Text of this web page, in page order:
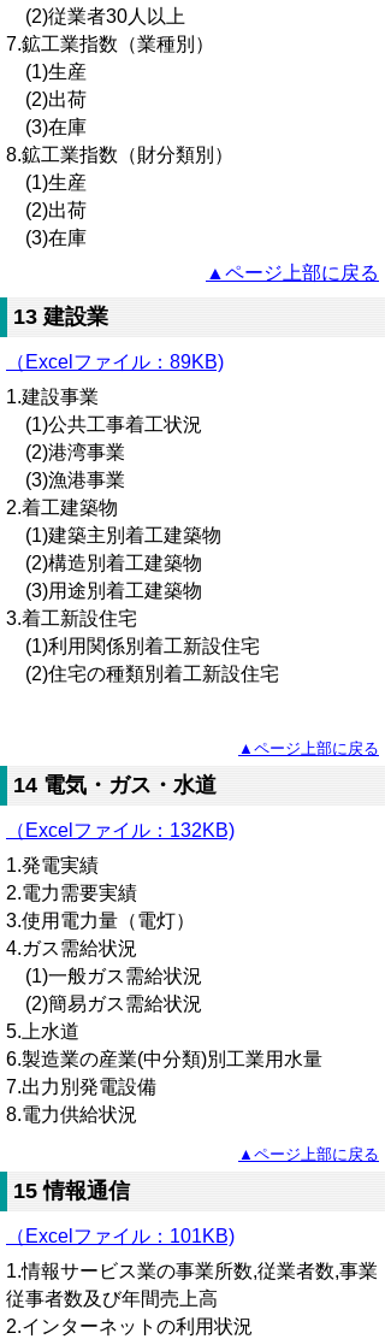
(2)従業者30人以上
7.鉱工業指数（業種別）
(1)生産
(2)出荷
(3)在庫
8.鉱工業指数（財分類別）
(1)生産
(2)出荷
(3)在庫
▲ページ上部に戻る
13 建設業
（Excelファイル：89KB)
1.建設事業
(1)公共工事着工状況
(2)港湾事業
(3)漁港事業
2.着工建築物
(1)建築主別着工建築物
(2)構造別着工建築物
(3)用途別着工建築物
3.着工新設住宅
(1)利用関係別着工新設住宅
(2)住宅の種類別着工新設住宅
▲ページ上部に戻る
14 電気・ガス・水道
（Excelファイル ： 132KB)
1.発電実績
2.電力需要実績
3.使用電力量（電灯）
4.ガス需給状況
(1)一般ガス需給状況
(2)簡易ガス需給状況
5.上水道
6.製造業の産業(中分類)別工業用水量
7.出力別発電設備
8.電力供給状況
▲ページ上部に戻る
15 情報通信
（Excelファイル：101KB)
1.情報サービス業の事業所数,従業者数,事業
従事者数及び年間売上高
2.インターネットの利用状況